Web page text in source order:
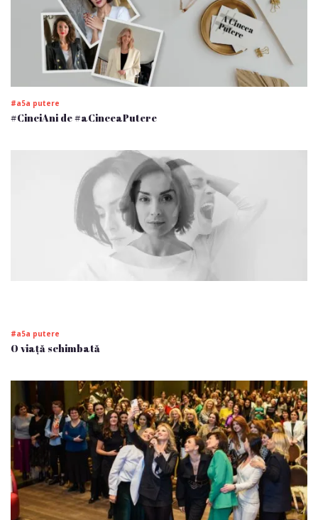
#a5a putere
#CinciAni de #aCinceaPutere
#a5a putere
O viață schimbată